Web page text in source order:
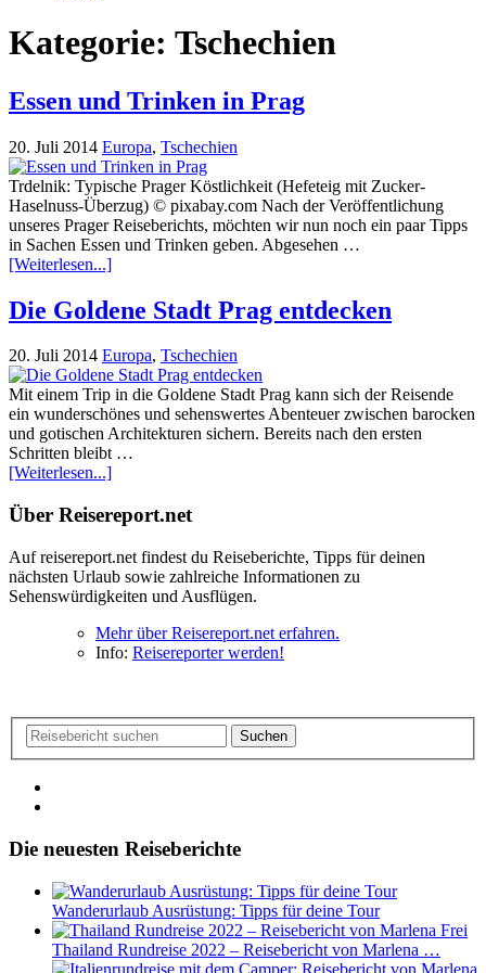
Kategorie: Tschechien
Essen und Trinken in Prag
20. Juli 2014 Europa, Tschechien
Trdelnik: Typische Prager Köstlichkeit (Hefeteig mit Zucker-
Haselnuss-Überzug) © pixabay.com Nach der Veröffentlichung
unseres Prager Reiseberichts, möchten wir nun noch ein paar Tipps
in Sachen Essen und Trinken geben. Abgesehen …
[Weiterlesen...]
Die Goldene Stadt Prag entdecken
20. Juli 2014 Europa, Tschechien
Mit einem Trip in die Goldene Stadt Prag kann sich der Reisende
ein wunderschönes und sehenswertes Abenteuer zwischen barocken
und gotischen Architekturen sichern. Bereits nach den ersten
Schritten bleibt …
[Weiterlesen...]
Über Reisereport.net
Auf reisereport.net findest du Reiseberichte, Tipps für deinen
nächsten Urlaub sowie zahlreiche Informationen zu
Sehenswürdigkeiten und Ausflügen.
Mehr über Reisereport.net erfahren.
Info: Reisereporter werden!
Suchen
Die neuesten Reiseberichte
Wanderurlaub Ausrüstung: Tipps für deine Tour
Thailand Rundreise 2022 – Reisebericht von Marlena …